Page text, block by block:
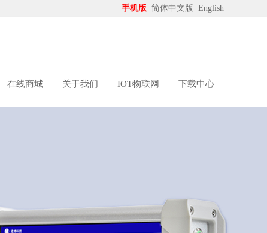
手机版 简体中文版 English
在线商城 关于我们 IOT物联网 下载中心